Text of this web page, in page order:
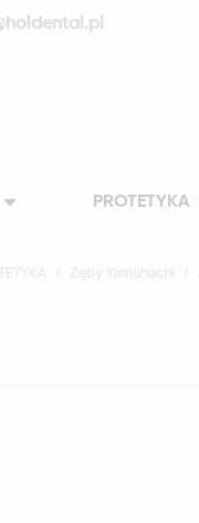
PROTETYKA
Zęby Yamahachi